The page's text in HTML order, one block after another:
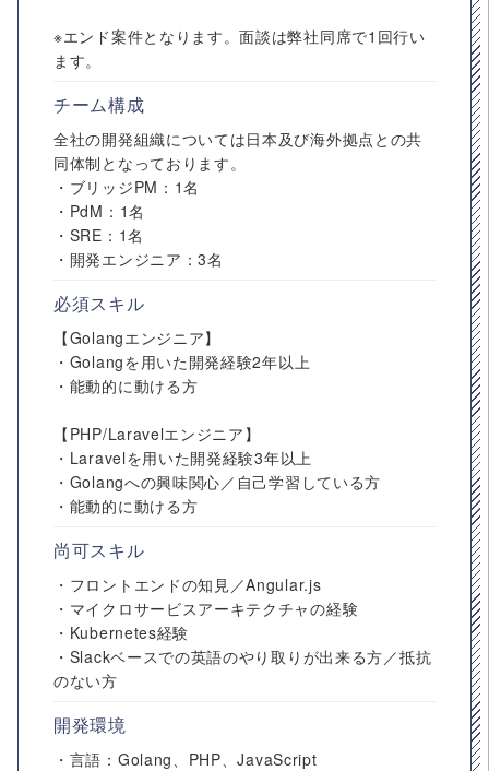
※エンド案件となります。面談は弊社同席で1回行い
ます。
チーム構成
全社の開発組織については日本及び海外拠点との共
同体制となっております。
・ブリッジPM：1名
・PdM：1名
・SRE：1名
・開発エンジニア：3名
必須スキル
【Golangエンジニア】
・Golangを用いた開発経験2年以上
・能動的に動ける方
【PHP/Laravelエンジニア】
・Laravelを用いた開発経験3年以上
・Golangへの興味関心／自己学習している方
・能動的に動ける方
尚可スキル
・フロントエンドの知見／Angular.js
・マイクロサービスアーキテクチャの経験
・Kubernetes経験
・Slackベースでの英語のやり取りが出来る方／抵抗
のない方
開発環境
・言語：Golang、PHP、JavaScript